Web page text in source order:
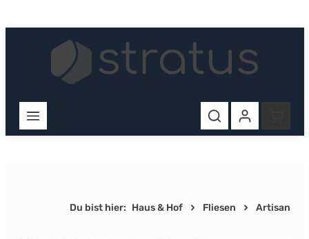
Du bist hier: Haus & Hof Fliesen Artisan